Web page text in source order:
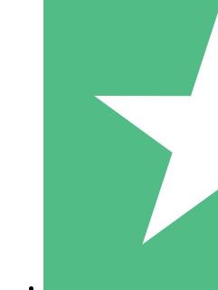
Individuella
Betala per användning med
1
10